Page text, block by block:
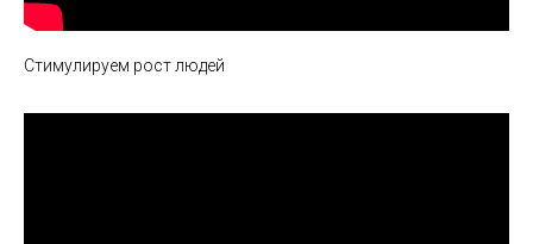
Стимулируем рост людей